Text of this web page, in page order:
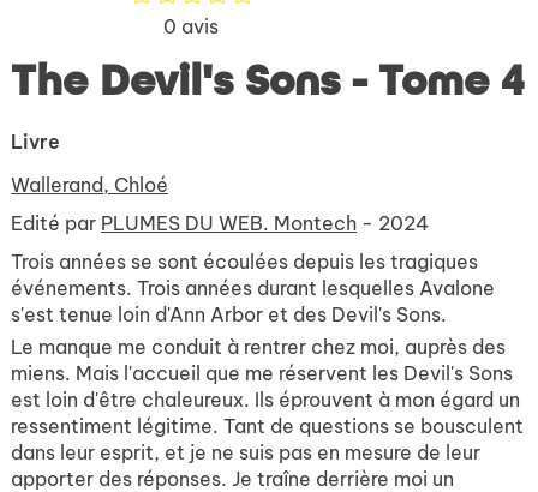
0 avis
The Devil's Sons - Tome 4
Livre
Wallerand, Chloé
Edité par PLUMES DU WEB. Montech - 2024
Trois années se sont écoulées depuis les tragiques
événements. Trois années durant lesquelles Avalone
s'est tenue loin d'Ann Arbor et des Devil's Sons.
Le manque me conduit à rentrer chez moi, auprès des
miens. Mais l'accueil que me réservent les Devil's Sons
est loin d'être chaleureux. Ils éprouvent à mon égard un
ressentiment légitime. Tant de questions se bousculent
dans leur esprit, et je ne suis pas en mesure de leur
apporter des réponses. Je traîne derrière moi un